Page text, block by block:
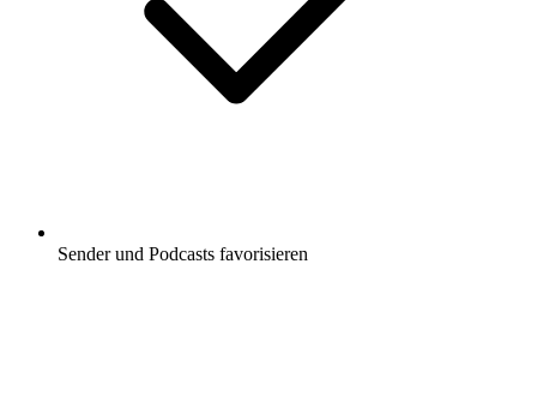
Sender und Podcasts favorisieren